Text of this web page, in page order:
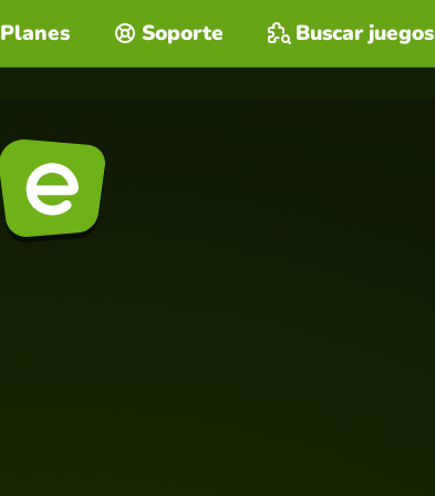
Planes Soporte Buscar juegos